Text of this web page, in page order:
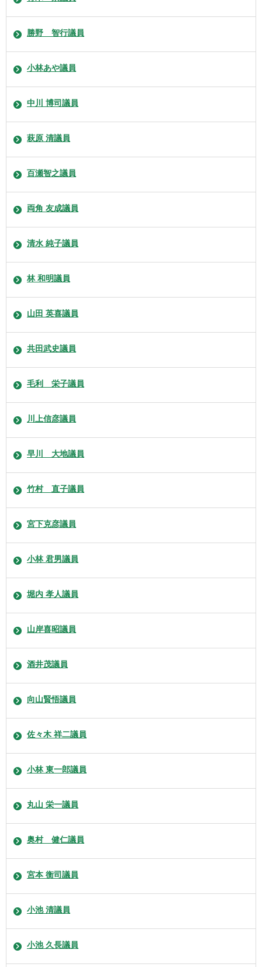
勝野 智行議員
小林あや議員
中川 博司議員
萩原 清議員
百瀬智之議員
両角 友成議員
清水 純子議員
林 和明議員
山田 英喜議員
共田武史議員
毛利 栄子議員
川上信彦議員
早川 大地議員
竹村 直子議員
宮下克彦議員
小林 君男議員
堀内 孝人議員
山岸喜昭議員
酒井茂議員
向山賢悟議員
佐々木 祥二議員
小林 東一郎議員
丸山 栄一議員
奥村 健仁議員
宮本 衡司議員
小池 清議員
小池 久長議員